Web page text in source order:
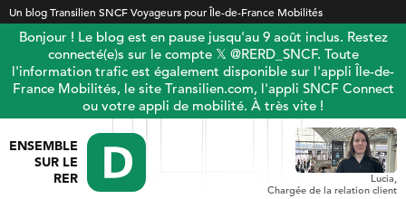
Un blog Transilien SNCF Voyageurs pour Île-de-France Mobilités
Bonjour ! Le blog est en pause jusqu'au 9 août inclus. Restez
connecté(e)s sur le compte 𝕏 @RERD_SNCF. Toute
l'information trafic est également disponible sur l'appli Île-de-
France Mobilités, le site Transilien.com, l'appli SNCF Connect
ou votre appli de mobilité. À très vite !
ENSEMBLE
SUR LE
RER
Lucia,
Chargée de la relation client